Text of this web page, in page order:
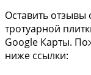
Оставить
тротуарной
Google Карты.
ниже ссылки: